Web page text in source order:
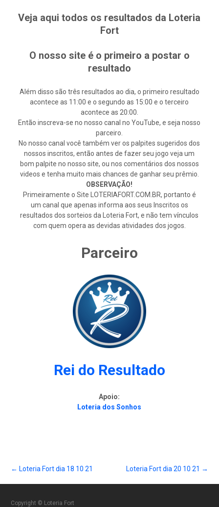
Veja aqui todos os resultados da Loteria
Fort
O nosso site é o primeiro a postar o
resultado
Além disso são três resultados ao dia, o primeiro resultado
acontece as 11:00 e o segundo as 15:00 e o terceiro
acontece as 20:00.
Então inscreva-se no nosso canal no YouTube, e seja nosso
parceiro.
No nosso canal você também ver os palpites sugeridos dos
nossos inscritos, então antes de fazer seu jogo veja um
bom palpite no nosso site, ou nos comentários dos nossos
videos e tenha muito mais chances de ganhar seu prêmio.
OBSERVAÇÃO!
Primeiramente o Site LOTERIAFORT.COM.BR, portanto é
um canal que apenas informa aos seus Inscritos os
resultados dos sorteios da Loteria Fort, e não tem vínculos
com quem opera as devidas atividades dos jogos.
Parceiro
Rei do Resultado
Apoio:
Loteria dos Sonhos
Post
← Loteria Fort dia 18 10 21 Loteria Fort dia 20 10 21 →
Copyright © Loteria Fort